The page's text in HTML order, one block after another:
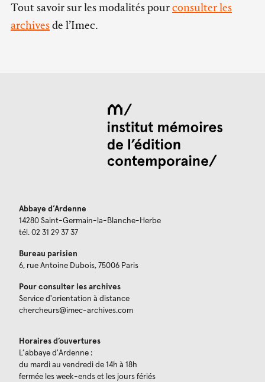
Tout savoir sur les modalités pourconsulter les
archivesde l’Imec.
Abbaye d’Ardenne
14280 Saint-Germain-la-Blanche-Herbe
tél. 02 31 29 37 37
Bureau parisien
6, rue Antoine Dubois, 75006 Paris
Pour consulter les archives
Service d'orientation à distance
chercheurs@imec-archives.com
Horaires d’ouvertures
L’abbaye d'Ardenne :
du mardi au vendredi de 14h à 18h
fermée les week-ends et les jours fériés